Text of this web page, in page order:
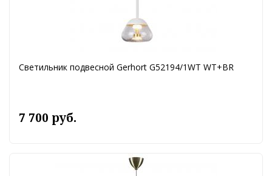
Светильник подвесной Gerhort G52194/1WT WT+BR
7 700 руб.